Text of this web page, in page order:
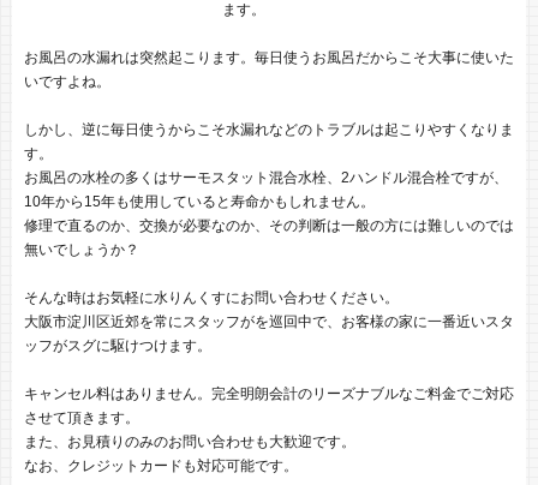
ます。
お風呂の水漏れは突然起こります。毎日使うお風呂だからこそ大事に使いた
いですよね。
しかし、逆に毎日使うからこそ水漏れなどのトラブルは起こりやすくなりま
す。
お風呂の水栓の多くはサーモスタット混合水栓、2ハンドル混合栓ですが、
10年から15年も使用していると寿命かもしれません。
修理で直るのか、交換が必要なのか、その判断は一般の方には難しいのでは
無いでしょうか？
そんな時はお気軽に水りんくすにお問い合わせください。
大阪市淀川区近郊を常にスタッフがを巡回中で、お客様の家に一番近いスタ
ッフがスグに駆けつけます。
キャンセル料はありません。完全明朗会計のリーズナブルなご料金でご対応
させて頂きます。
また、お見積りのみのお問い合わせも大歓迎です。
なお、クレジットカードも対応可能です。